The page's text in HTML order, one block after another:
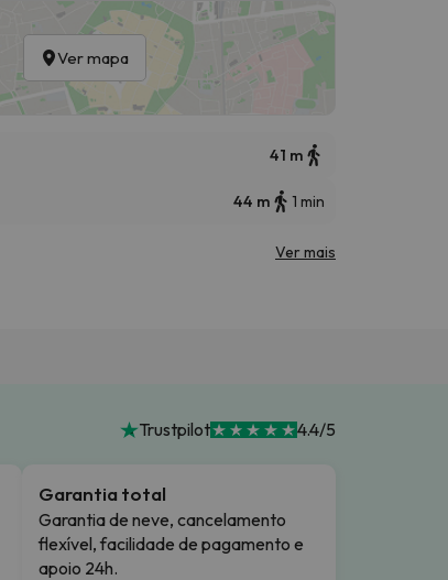
Ver mapa
41 m
44 m 1 min
Ver mais
Trustpilot 4.4/5
Garantia total
Garantia de neve, cancelamento
flexível, facilidade de pagamento e
apoio 24h.